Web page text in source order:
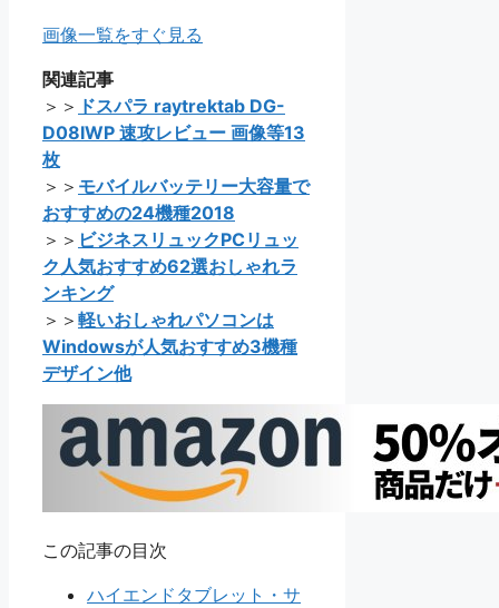
画像一覧をすぐ見る
関連記事
＞＞ ドスパラ raytrektab DG-
D08IWP 速攻レビュー 画像等13
枚
＞＞ モバイルバッテリー大容量で
おすすめの24機種2018
＞＞ ビジネスリュックPCリュッ
ク人気おすすめ62選おしゃれラ
ンキング
＞＞ 軽いおしゃれパソコンは
Windowsが人気おすすめ3機種
デザイン他
この記事の目次
ハイエンドタブレット・サ